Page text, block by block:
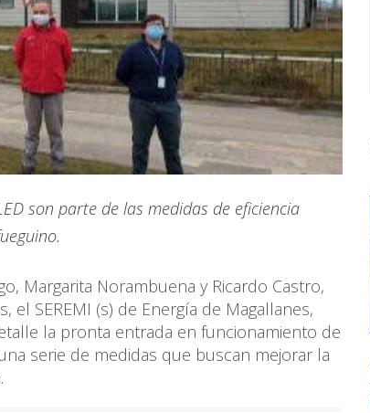
son parte de las medidas de eficiencia
Margarita Norambuena y Ricardo Castro,
SEREMI (s) de Energía de Magallanes,
la pronta entrada en funcionamiento de
serie de medidas que buscan mejorar la